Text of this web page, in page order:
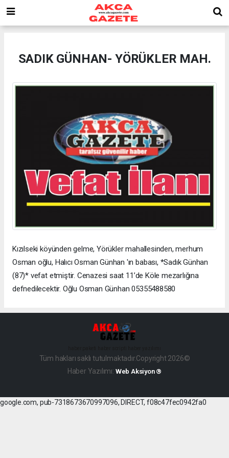
SADIK GÜNHAN- YÖRÜKLER MAH.
Kızılseki köyünden gelme, Yörükler mahallesinden, merhum
Osman oğlu, Halıcı Osman Günhan 'ın babası, *Sadık Günhan
(87)* vefat etmiştir. Cenazesi saat 11’de Köle mezarlığına
defnedilecektir. Oğlu Osman Günhan 05355488580
Tüm hakları saklı tutulmaktadır.Copyright 2026©
Haber Yazılımı: Web Aksiyon ®
google.com, pub-7318673670997096, DIRECT, f08c47fec0942fa0